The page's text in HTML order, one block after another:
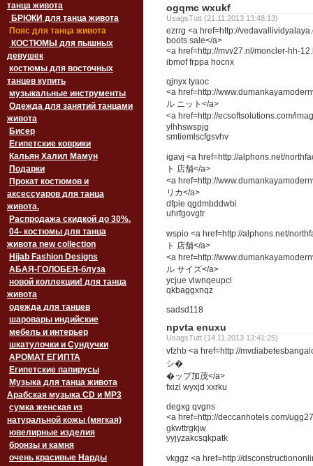
танца живота
БРЮКИ для танца живота
Пояс для танца живота
девушек
костюмы для восточных
танцев купить
музыкальные инструменты
Одежда для занятий танцами
живота
Бисер
Египетские коврики
Кальян Халил Мамун
Подарки
Прокат костюмов и
аксессуаров для танца
живота.
Распродажа скидкой до 30%.
04- костюмы для танца
живота new collection
Hijab Fashion Designs
АБАЯ-ГОЛОБЕЯ-блуза
новой коллекции! для танца
живота
одежда для танцев
шаровары индийские
мебель и интерьер
шкатулочки и Сундучки
АРОМАТ ЕГИПТА
Египетские папирусы
Музыка для танца живота
Арабская музыка CD и MP3
сумка женская из
натуральной кожы (мягкая)
ювелирные изделия
бронзы и камня
очень красивые Нарды
ogqmc wxukf
UsagsTutt (21.11.2013 13:48:13)
ezrrg <a href=http://
boots sale</a>
<a href=http://mvv27.nl/moncler-hh-
ibmof frppa hocnx
qjnyx tyaoc
<a href=http://
ル ニット</a>
<a href=http://ecsoftsolutions.com/
ylhhswspjg
smtiemlscfgsvhv
igavj <a href=http://alphons.net/
ト 店舗</a>
<a href=http://
リカ</a>
dfpie qgdmbddwbi
uhrfgovgtr
wspio <a href=http://alphons.net/
ト 店舗</a>
<a href=http://
ル サイズ</a>
ycjue vlwnqeupcl
qkbaggxnqz
sadsd118
npvta enuxu
UsagsTutt (14.11.2013 13:41:25)
vfzhb <a href=http://
シ�
�ップ加茂</a>
fxizl wyxjd xxrku
degxg qvgns
<a href=http://deccanhotels.com/
gkwttrgkjw
yyjyzakcsqkpatk
vkggz <a href=http://